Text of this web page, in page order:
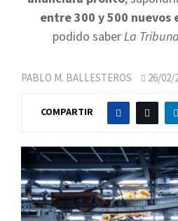
entre 300 y 500 nuevos
podido saberLa
PABLO M. BALLESTEROS 26/02/
COMPARTIR